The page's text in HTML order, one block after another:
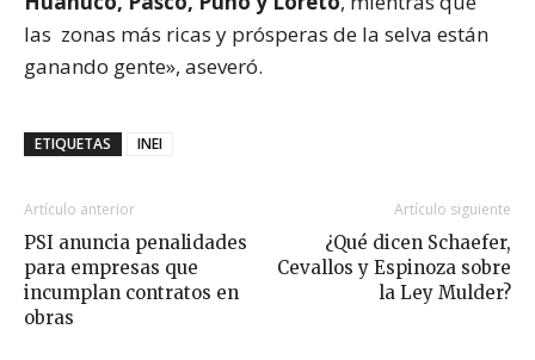
las zonas más ricas y prósperas de la selva están
ganando gente», aseveró.
ETIQUETAS INEI
Artículo anterior
PSI anuncia penalidades
para empresas que
incumplan contratos en
obras
Artículo siguiente
¿Qué dicen Schaefer,
Cevallos y Espinoza sobre
la Ley Mulder?